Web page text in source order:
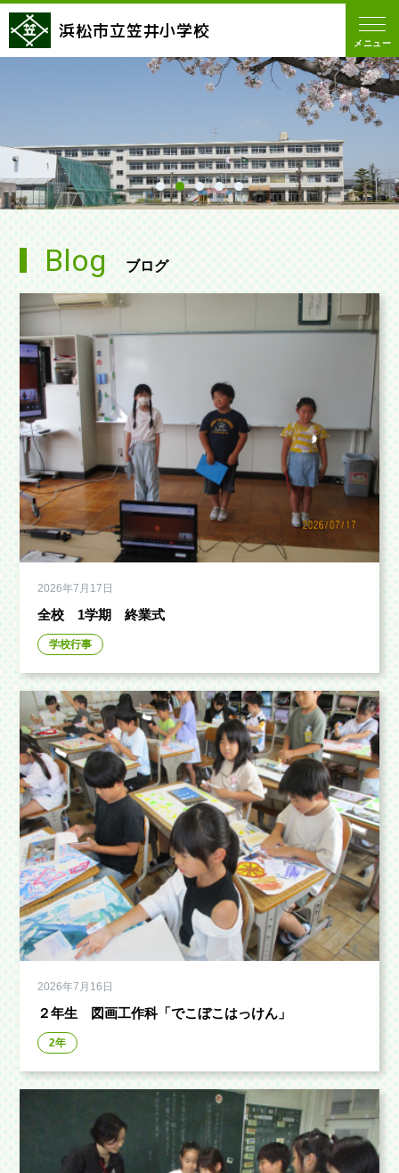
浜松市立笠井小学校
メニュー
Blog ブログ
2026年7月17日
全校 1学期 終業式
学校行事
2026年7月16日
２年生 図画工作科「でこぼこはっけん」
2年